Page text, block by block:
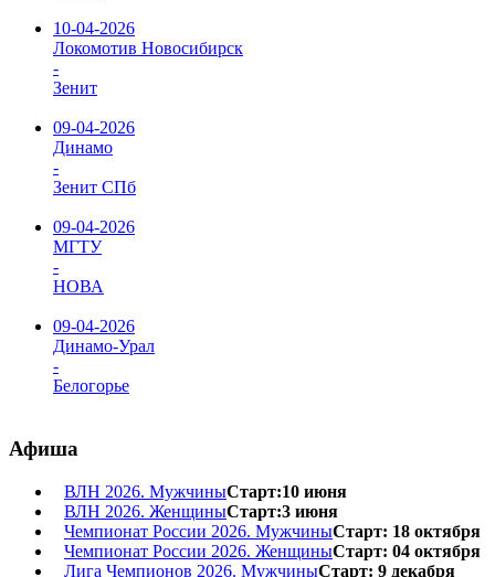
10-04-2026
Локомотив Новосибирск
-
Зенит
09-04-2026
Динамо
-
Зенит СПб
09-04-2026
МГТУ
-
НОВА
09-04-2026
Динамо-Урал
-
Белогорье
Афиша
ВЛН 2026. МужчиныСтарт:10 июня
ВЛН 2026. ЖенщиныСтарт:3 июня
Чемпионат России 2026. МужчиныСтарт: 18 октября
Чемпионат России 2026. ЖенщиныСтарт: 04 октября
Лига Чемпионов 2026. МужчиныСтарт: 9 декабря